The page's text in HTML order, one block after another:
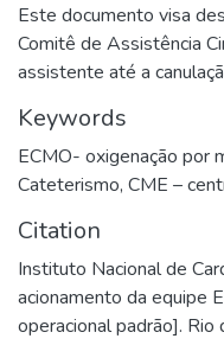
Este documento visa
Comitê de Assistência
assistente até a
Keywords
ECMO- oxigenação por
Cateterismo, CME –
Citation
Instituto Nacional de
acionamento da equipe
operacional padrão]. Rio